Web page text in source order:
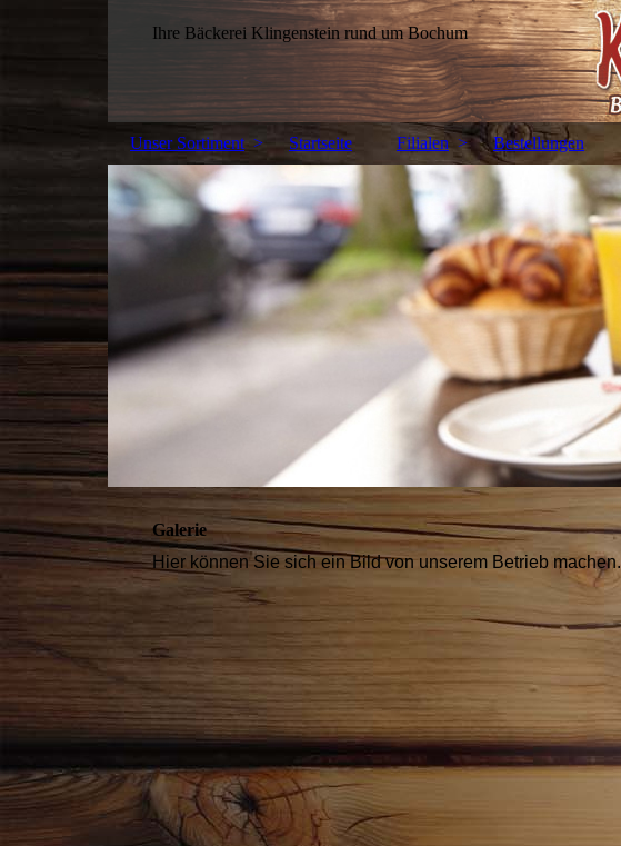
Ihre Bäckerei Klingenstein rund um Bochum
Unser Sortiment Startseite Filialen Bestellungen
Galerie
Hier können Sie sich ein Bild von unserem Betrieb machen.